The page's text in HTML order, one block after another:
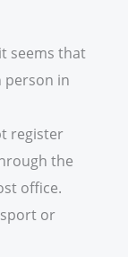
seems that
person in
register
the
office.
or